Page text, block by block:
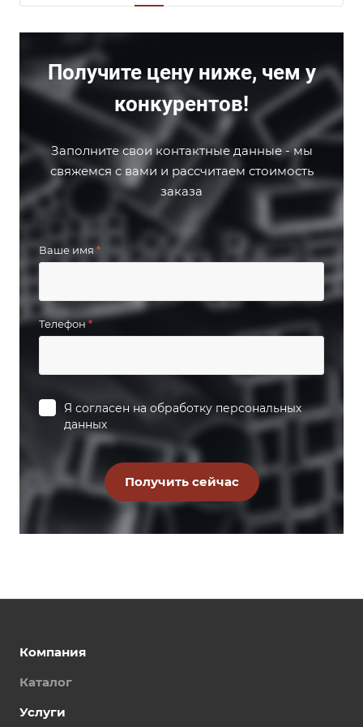
Получите цену ниже, чем у
конкурентов!
Заполните свои контактные данные - мы
свяжемся с вами и рассчитаем стоимость
заказа
Ваше имя *
Телефон*
Я согласен на обработку персональных
данных
Компания
Каталог
Услуги